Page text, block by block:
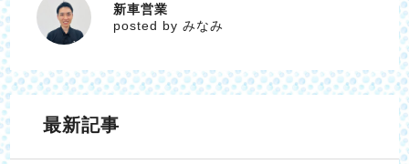
みなみ
新車営業
posted by みなみ
最新記事